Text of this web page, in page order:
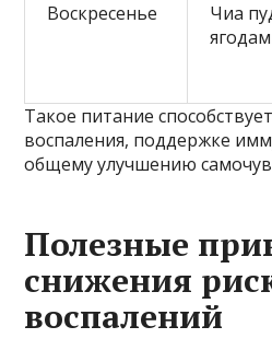
Воскресенье
Чиа
Такое питание
воспаления, поддержке
общему улучшению
Полезные
снижения
воспалений